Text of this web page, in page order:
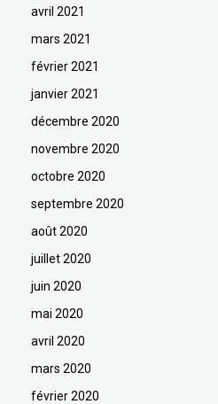
avril 2021
mars 2021
février 2021
janvier 2021
décembre 2020
novembre 2020
octobre 2020
septembre 2020
août 2020
juillet 2020
juin 2020
mai 2020
avril 2020
mars 2020
février 2020